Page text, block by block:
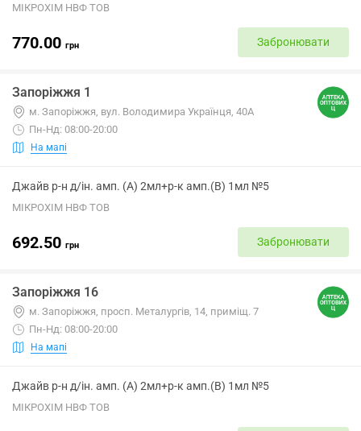
МІКРОХІМ НВФ ТОВ
770.00 грн Забронювати
Запоріжжя 1
м. Запоріжжя, вул. Володимира Українця, 40А
Пн-Нд: 08:00-20:00
На мапі
Джайв р-н д/ін. амп. (А) 2мл+р-к амп.(В) 1мл №5
МІКРОХІМ НВФ ТОВ
692.50 грн Забронювати
Запоріжжя 16
м. Запоріжжя, просп. Металургів, 14, приміщ. 7
Пн-Нд: 08:00-20:00
На мапі
Джайв р-н д/ін. амп. (А) 2мл+р-к амп.(В) 1мл №5
МІКРОХІМ НВФ ТОВ